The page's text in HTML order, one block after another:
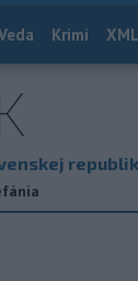
Krimi